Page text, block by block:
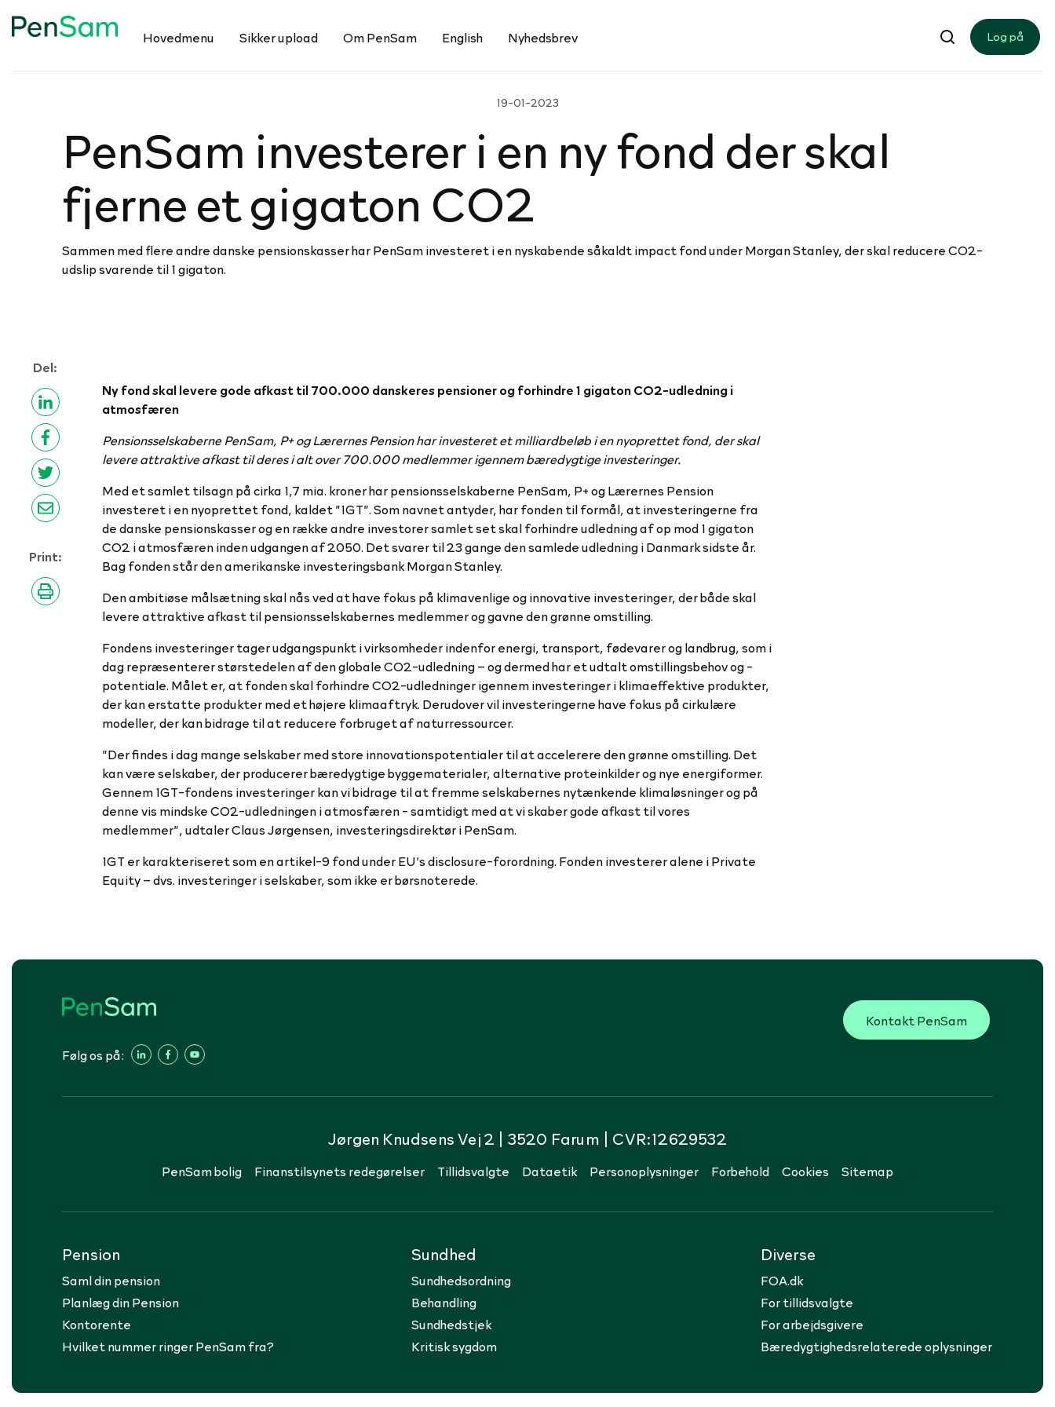
Hovedmenu Sikker upload Om PenSam English Nyhedsbrev Log på
19-01-2023
PenSam in­ve­ste­rer i en ny fond der skal
fjerne et gigaton CO2
Sammen med flere andre danske pensionskasser har PenSam investeret i en nyskabende såkaldt impact fond under Morgan Stanley, der skal reducere CO2-
udslip svarende til 1 gigaton.
Del:
Print:
Ny fond skal levere gode afkast til 700.000 danskeres pensioner og forhindre 1 gigaton CO2-udledning i
atmosfæren
Pensionsselskaberne PenSam, P+ og Lærernes Pension har investeret et milliardbeløb i en nyoprettet fond, der skal
levere attraktive afkast til deres i alt over 700.000 medlemmer igennem bæredygtige investeringer.
Med et samlet tilsagn på cirka 1,7 mia. kroner har pensionsselskaberne PenSam, P+ og Lærernes Pension
investeret i en nyoprettet fond, kaldet ”1GT”. Som navnet antyder, har fonden til formål, at investeringerne fra
de danske pensionskasser og en række andre investorer samlet set skal forhindre udledning af op mod 1 gigaton
CO2 i atmosfæren inden udgangen af 2050. Det svarer til 23 gange den samlede udledning i Danmark sidste år.
Bag fonden står den amerikanske investeringsbank Morgan Stanley.
Den ambitiøse målsætning skal nås ved at have fokus på klimavenlige og innovative investeringer, der både skal
levere attraktive afkast til pensionsselskabernes medlemmer og gavne den grønne omstilling.
Fondens investeringer tager udgangspunkt i virksomheder indenfor energi, transport, fødevarer og landbrug, som i
dag repræsenterer størstedelen af den globale CO2-udledning – og dermed har et udtalt omstillingsbehov og -
potentiale. Målet er, at fonden skal forhindre CO2-udledninger igennem investeringer i klimaeffektive produkter,
der kan erstatte produkter med et højere klimaaftryk. Derudover vil investeringerne have fokus på cirkulære
modeller, der kan bidrage til at reducere forbruget af naturressourcer.
”Der findes i dag mange selskaber med store innovationspotentialer til at accelerere den grønne omstilling. Det
kan være selskaber, der producerer bæredygtige byggematerialer, alternative proteinkilder og nye energiformer.
Gennem 1GT-fondens investeringer kan vi bidrage til at fremme selskabernes nytænkende klimaløsninger og på
denne vis mindske CO2-udledningen i atmosfæren - samtidigt med at vi skaber gode afkast til vores
medlemmer”,udtaler Claus Jørgensen, investeringsdirektør i PenSam.
1GT er karakteriseret som en artikel-9 fond under EU’s disclosure-forordning. Fonden investerer alene i Private
Equity – dvs. investeringer i selskaber, som ikke er børsnoterede.
Følg os på:
Kontakt PenSam
Jørgen Knudsens Vej 2 | 3520 Farum | CVR:12629532
PenSam bolig Finanstilsynets redegørelser Tillidsvalgte Dataetik Personoplysninger Forbehold Cookies Sitemap
Pension
Saml din pension
Planlæg din Pension
Kontorente
Hvilket nummer ringer PenSam fra?
Sundhed
Sundhedsordning
Behandling
Sundhedstjek
Kritisk sygdom
Diverse
FOA.dk
For tillidsvalgte
For arbejdsgivere
Bæredygtighedsrelaterede oplysninger